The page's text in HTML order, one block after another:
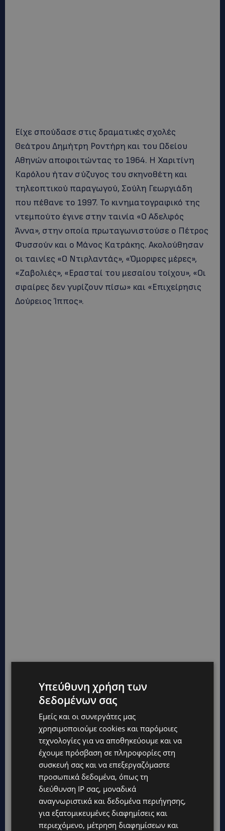
Είχε σπούδασε στις δραματικές σχολές
Θεάτρου Δημήτρη Ροντήρη και του Ωδείου
Αθηνών αποφοιτώντας το 1964. Η Χαριτίνη
Καρόλου ήταν σύζυγος του σκηνοθέτη και
τηλεοπτικού παραγωγού, Σούλη Γεωργιάδη
που πέθανε το 1997. Το κινηματογραφικό της
ντεμπούτο έγινε στην ταινία «Ο Αδελφός
Άννα», στην οποία πρωταγωνιστούσε ο Πέτρος
Φυσσούν και ο Μάνος Κατράκης. Ακολούθησαν
οι ταινίες «Ο Ντιρλαντάς», «Όμορφες μέρες»,
«Ζαβολιές», «Ερασταί του μεσαίου τοίχου», «Οι
σφαίρες δεν γυρίζουν πίσω» και «Επιχείρησις
Δούρειος Ίππος».
Υπεύθυνη χρήση των
δεδομένων σας
Εμείς και οι συνεργάτες μας
χρησιμοποιούμε cookies και παρόμοιες
τεχνολογίες για να αποθηκεύουμε και να
έχουμε πρόσβαση σε πληροφορίες στη
συσκευή σας και να επεξεργαζόμαστε
προσωπικά δεδομένα, όπως τη
διεύθυνση IP σας, μοναδικά
αναγνωριστικά και δεδομένα περιήγησης,
για εξατομικευμένες διαφημίσεις και
περιεχόμενο, μέτρηση διαφημίσεων και